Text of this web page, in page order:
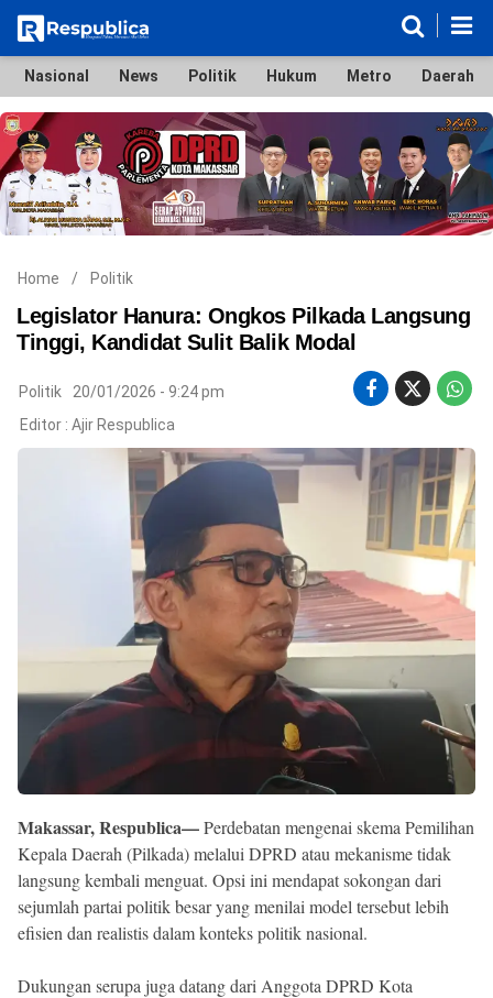
Nasional
News
Politik
Hukum
Metro
Daerah
Ekonomi & Bisnis
Lifestyle
Otomotif
Bola & Sport
Edukasi
Tokoh
Hiburan
©
Copyright
2026
Respublica
.
Nasional News Politik Hukum Metro Daerah
Home / Politik
Legislator Hanura: Ongkos Pilkada Langsung
Tinggi, Kandidat Sulit Balik Modal
Politik
20/01/2026 - 9:24 pm
Editor : Ajir Respublica
Makassar, Respublica—Perdebatan mengenai skema Pemilihan
Kepala Daerah (Pilkada) melalui DPRD atau mekanisme tidak
langsung kembali menguat. Opsi ini mendapat sokongan dari
sejumlah partai politik besar yang menilai model tersebut lebih
efisien dan realistis dalam konteks politik nasional.
Dukungan serupa juga datang dari Anggota DPRD Kota